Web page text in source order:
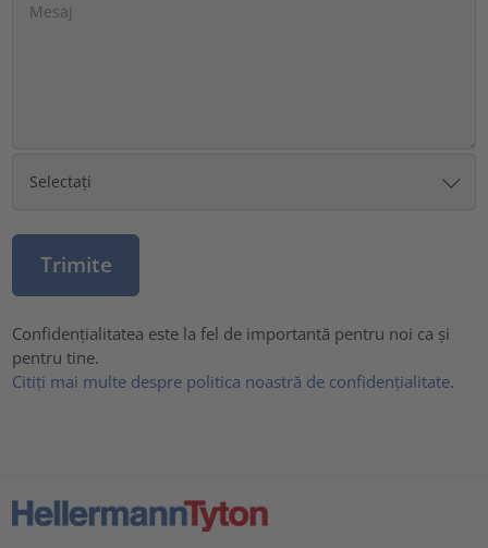
Confidențialitatea este la fel de importantă pentru noi ca și
pentru tine.
Citiți mai multe despre politica noastră de confidențialitate.